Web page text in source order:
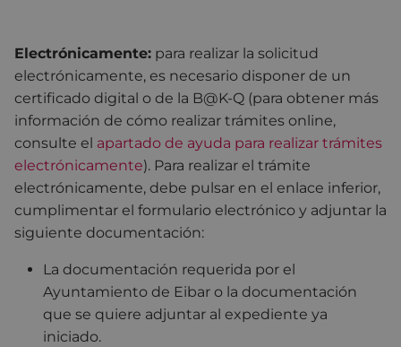
Electrónicamente: para realizar la solicitud
electrónicamente, es necesario disponer de un
certificado digital o de la B@K-Q (para obtener más
información de cómo realizar trámites online,
consulte el apartado de ayuda para realizar trámites
electrónicamente). Para realizar el trámite
electrónicamente, debe pulsar en el enlace inferior,
cumplimentar el formulario electrónico y adjuntar la
siguiente documentación:
La documentación requerida por el
Ayuntamiento de Eibar o la documentación
que se quiere adjuntar al expediente ya
iniciado.